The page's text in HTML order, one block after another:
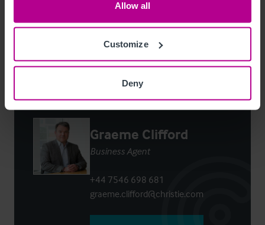
Allow all
Customize
Deny
Graeme Clifford
Business Agent
+44 7546 698 681
graeme.clifford@christie.com